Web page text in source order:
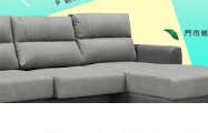
小椅凳/長方凳系列
居家飾品